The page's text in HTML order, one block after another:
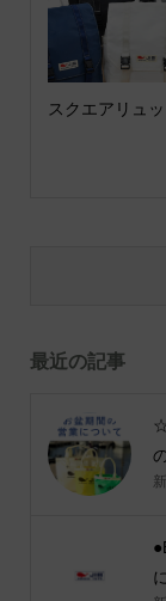
スクエアリュ
最近の記事